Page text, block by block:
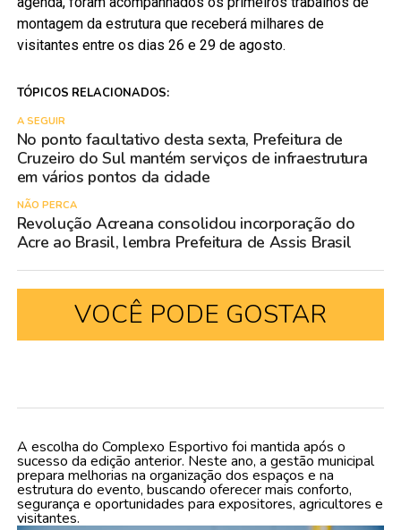
montagem da estrutura que receberá milhares de
visitantes entre os dias 26 e 29 de agosto.
TÓPICOS RELACIONADOS:
A SEGUIR
No ponto facultativo desta sexta, Prefeitura de
Cruzeiro do Sul mantém serviços de infraestrutura
em vários pontos da cidade
NÃO PERCA
Revolução Acreana consolidou incorporação do
Acre ao Brasil, lembra Prefeitura de Assis Brasil
VOCÊ PODE GOSTAR
A escolha do Complexo Esportivo foi mantida após o
sucesso da edição anterior. Neste ano, a gestão municipal
prepara melhorias na organização dos espaços e na
estrutura do evento, buscando oferecer mais conforto,
segurança e oportunidades para expositores, agricultores e
visitantes.